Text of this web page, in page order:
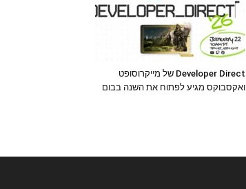
Developer Direct של מייקרוסופט
ואקסבוקס מגיע לפתוח את השנה בבום